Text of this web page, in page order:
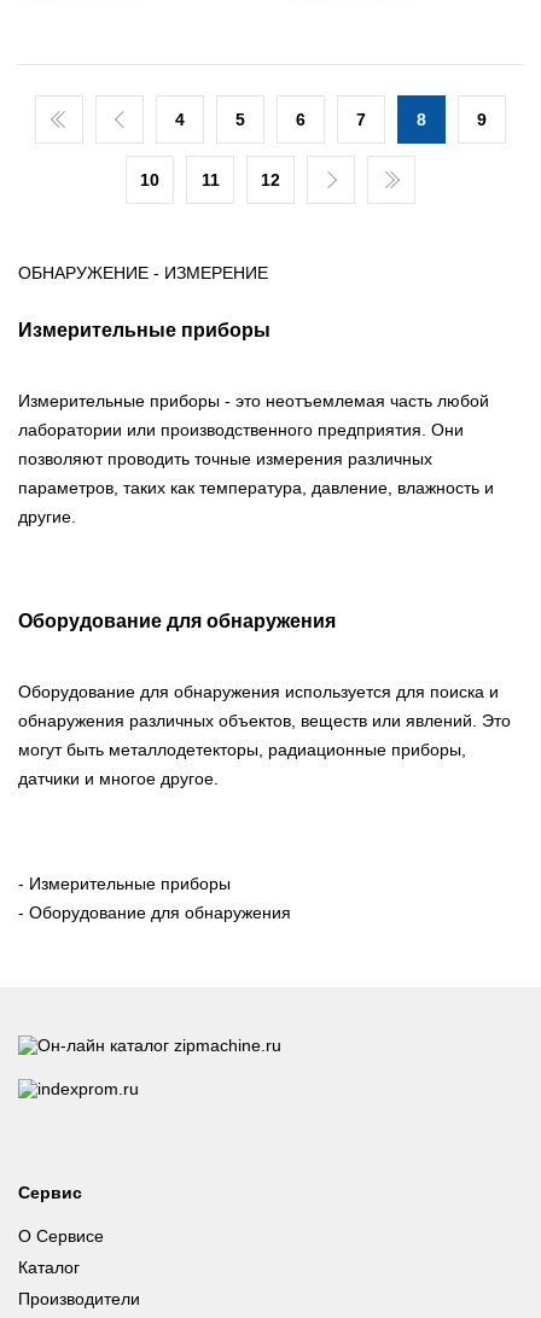
4 5 6 7 8 9
10 11 12
ОБНАРУЖЕНИЕ - ИЗМЕРЕНИЕ
Измерительные приборы
Измерительные приборы - это неотъемлемая часть любой
лаборатории или производственного предприятия. Они
позволяют проводить точные измерения различных
параметров, таких как температура, давление, влажность и
другие.
Оборудование для обнаружения
Оборудование для обнаружения используется для поиска и
обнаружения различных объектов, веществ или явлений. Это
могут быть металлодетекторы, радиационные приборы,
датчики и многое другое.
- Измерительные приборы
- Оборудование для обнаружения
Сервис
О Сервисе
Каталог
Производители